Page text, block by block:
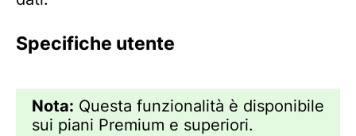
Specifiche utente
Nota: Questa funzionalità è disponibile
sui piani Premium e superiori.